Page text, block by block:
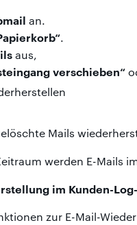
an.
.
aus,
verschieben“
Mails
werden E-Mails
im Kunden-
zur E-Mail-